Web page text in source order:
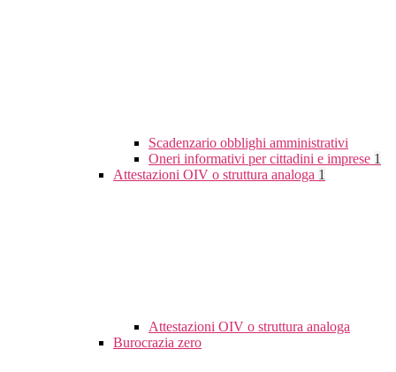
Scadenzario obblighi amministrativi
Oneri informativi per cittadini e imprese 1
Attestazioni OIV o struttura analoga 1
Attestazioni OIV o struttura analoga
Burocrazia zero